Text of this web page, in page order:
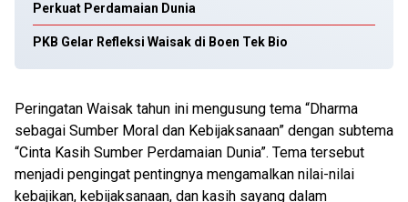
Perkuat Perdamaian Dunia
PKB Gelar Refleksi Waisak di Boen Tek Bio
Peringatan Waisak tahun ini mengusung tema “Dharma
sebagai Sumber Moral dan Kebijaksanaan” dengan subtema
“Cinta Kasih Sumber Perdamaian Dunia”. Tema tersebut
menjadi pengingat pentingnya mengamalkan nilai-nilai
kebajikan, kebijaksanaan, dan kasih sayang dalam